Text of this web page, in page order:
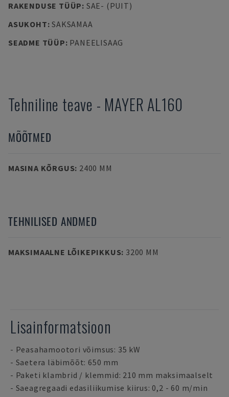
RAKENDUSE TÜÜP: SAE- (PUIT)
ASUKOHT:SAKSAMAA
SEADME TÜÜP: PANEELISAAG
Tehniline teave - MAYER AL160
MÕÕTMED
MASINA KÕRGUS: 2400 MM
TEHNILISED ANDMED
MAKSIMAALNE LÕIKEPIKKUS: 3200 MM
Lisainformatsioon
- Peasahamootori võimsus: 35 kW
- Saetera läbimõõt: 650 mm
- Paketi klambrid / klemmid: 210 mm maksimaalselt
- Saeagregaadi edasiliikumise kiirus: 0,2 - 60 m/min